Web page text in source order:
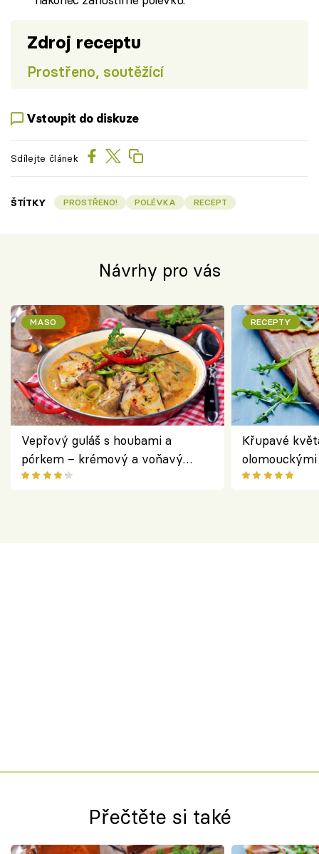
Zdroj receptu
Prostřeno, soutěžící
Vstoupit do diskuze
Sdílejte článek
ŠTÍTKY PROSTŘENO! POLÉVKA RECEPT
Návrhy pro vás
MASO
Vepřový guláš s houbami a
pórkem – krémový a voňavý
pokrm z jednoho hrnce
RECEPTY
Křupavé
bezlepkový
Přečtěte si také